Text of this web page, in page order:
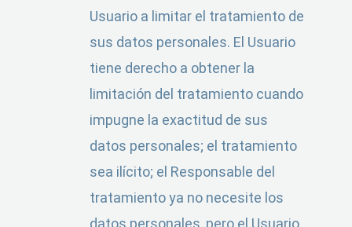
Usuario a limitar el tratamiento de
sus datos personales. El Usuario
tiene derecho a obtener la
limitación del tratamiento cuando
impugne la exactitud de sus
datos personales; el tratamiento
sea ilícito; el Responsable del
tratamiento ya no necesite los
datos personales, pero el Usuario